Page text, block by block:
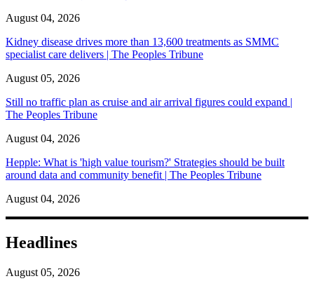
August 04, 2026
Kidney disease drives more than 13,600 treatments as SMMC
specialist care delivers | The Peoples Tribune
August 05, 2026
Still no traffic plan as cruise and air arrival figures could expand |
The Peoples Tribune
August 04, 2026
Hepple: What is 'high value tourism?' Strategies should be built
around data and community benefit | The Peoples Tribune
August 04, 2026
Headlines
August 05, 2026